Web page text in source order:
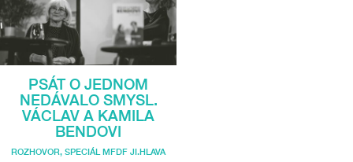
PSÁT O JEDNOM
NEDÁVALO SMYSL.
VÁCLAV A KAMILA
BENDOVI
ROZHOVOR, SPECIÁL MFDF JI.HLAVA